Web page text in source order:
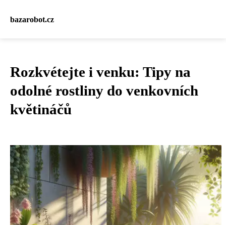
bazarobot.cz
Rozkvétejte i venku: Tipy na
odolné rostliny do venkovních
květináčů